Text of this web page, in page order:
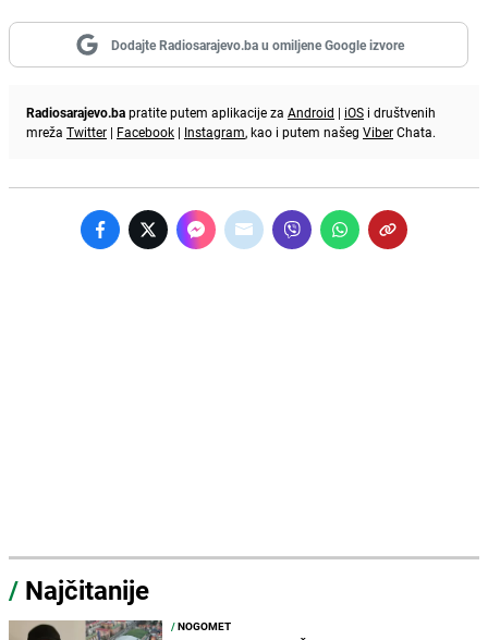
Dodajte Radiosarajevo.ba u omiljene Google izvore
Radiosarajevo.bapratite putem aplikacije za Android | iOS i društvenih
mreža Twitter | Facebook | Instagram, kao i putem našeg ViberChata.
/ Najčitanije
/NOGOMET